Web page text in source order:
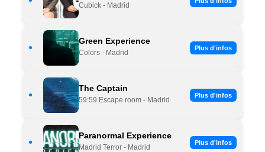
Cubick - Madrid
•
Green Experience
Colors - Madrid
Plus d'infos
•
The Captain
59:59 Escape room - Madrid
Plus d'infos
•
Paranormal Experience
Madrid Terror - Madrid
Plus d'infos